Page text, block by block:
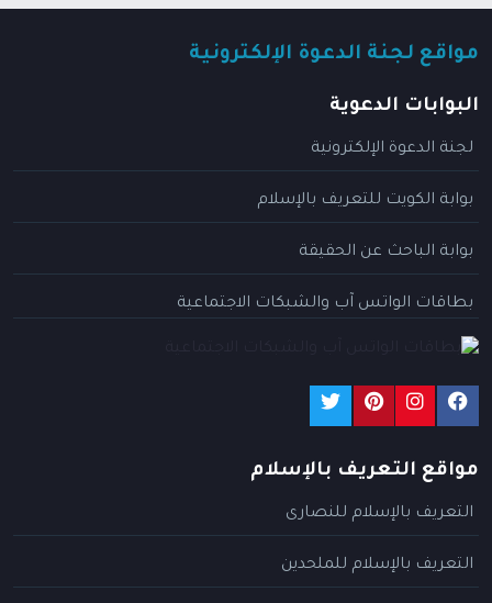
مواقع لجنة الدعوة الإلكترونية
البوابات الدعوية
لجنة الدعوة الإلكترونية
بوابة الكويت للتعريف بالإسلام
بوابة الباحث عن الحقيقة
بطاقات الواتس آب والشبكات الاجتماعية
مواقع التعريف بالإسلام
التعريف بالإسلام للنصارى
التعريف بالإسلام للملحدين